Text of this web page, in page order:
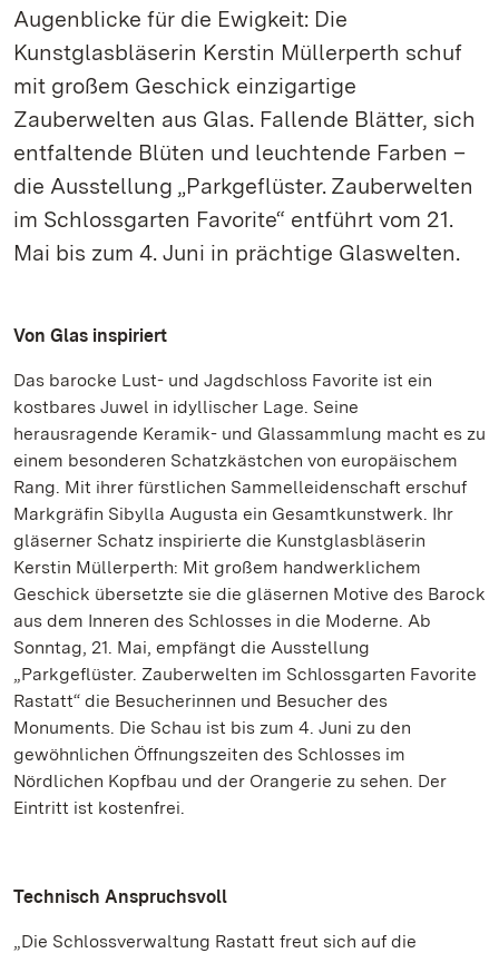
Augenblicke für die Ewigkeit: Die
Kunstglasbläserin Kerstin Müllerperth schuf
mit großem Geschick einzigartige
Zauberwelten aus Glas. Fallende Blätter, sich
entfaltende Blüten und leuchtende Farben –
die Ausstellung „Parkgeflüster. Zauberwelten
im Schlossgarten Favorite“ entführt vom 21.
Mai bis zum 4. Juni in prächtige Glaswelten.
Von Glas inspiriert
Das barocke Lust- und Jagdschloss Favorite ist ein
kostbares Juwel in idyllischer Lage. Seine
herausragende Keramik- und Glassammlung macht es zu
einem besonderen Schatzkästchen von europäischem
Rang. Mit ihrer fürstlichen Sammelleidenschaft erschuf
Markgräfin Sibylla Augusta ein Gesamtkunstwerk. Ihr
gläserner Schatz inspirierte die Kunstglasbläserin
Kerstin Müllerperth: Mit großem handwerklichem
Geschick übersetzte sie die gläsernen Motive des Barock
aus dem Inneren des Schlosses in die Moderne. Ab
Sonntag, 21. Mai, empfängt die Ausstellung
„Parkgeflüster. Zauberwelten im Schlossgarten Favorite
Rastatt“ die Besucherinnen und Besucher des
Monuments. Die Schau ist bis zum 4. Juni zu den
gewöhnlichen Öffnungszeiten des Schlosses im
Nördlichen Kopfbau und der Orangerie zu sehen. Der
Eintritt ist kostenfrei.
Technisch Anspruchsvoll
„Die Schlossverwaltung Rastatt freut sich auf die